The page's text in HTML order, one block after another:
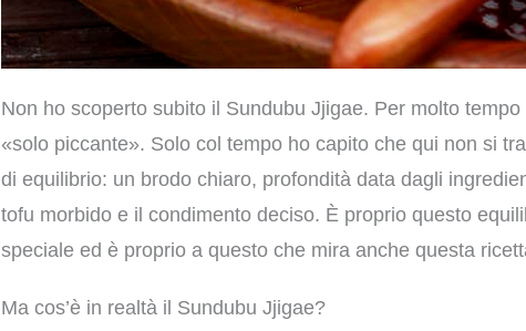
Non ho scoperto subito il Sundubu Jjigae. Per molto
«solo piccante». Solo col tempo ho capito che qui non si
di equilibrio: un brodo chiaro, profondità data dagli
tofu morbido e il condimento deciso. È proprio questo
speciale ed è proprio a questo che mira anche questa
Ma cos’è in realtà il Sundubu Jjigae?